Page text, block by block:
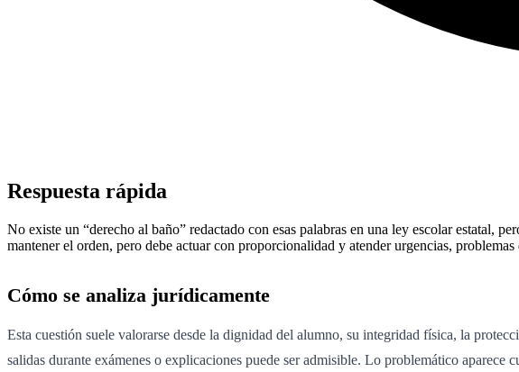
Respuesta rápida
No existe un “derecho al baño” redactado con esas palabras en una ley escolar estatal,
mantener el orden, pero debe actuar con proporcionalidad y atender urgencias,
Cómo se analiza jurídicamente
Esta cuestión suele valorarse desde la dignidad del alumno, su integridad física, la
salidas durante exámenes o explicaciones puede ser admisible. Lo problemático